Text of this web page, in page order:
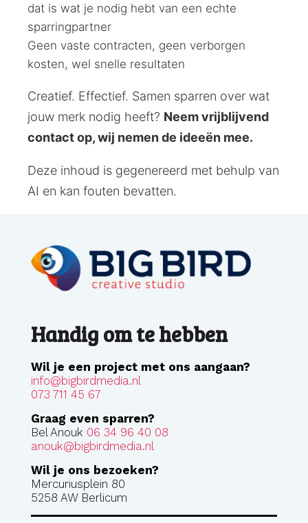
dat is wat je nodig hebt van een echte
sparringpartner
Geen vaste contracten, geen verborgen
kosten, wel snelle resultaten
Creatief. Effectief. Samen sparren over wat
jouw merk nodig heeft? Neem vrijblijvend
contact op, wij nemen de ideeën mee.
Deze inhoud is gegenereerd met behulp van
AI en kan fouten bevatten.
Handig om te hebben
Wil je een project met ons aangaan?
info@bigbirdmedia.nl
073 711 45 67
Graag even sparren?
Bel Anouk 06 34 96 40 08
anouk@bigbirdmedia.nl
Wil je ons bezoeken?
Mercuriusplein 80
5258 AW Berlicum